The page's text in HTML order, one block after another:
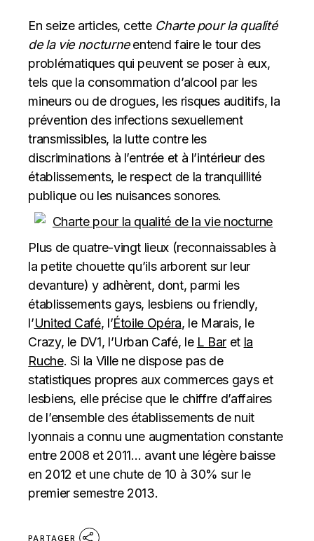
En seize articles, cette Charte pour la qualité
de la vie nocturneentend faire le tour des
problématiques qui peuvent se poser à eux,
tels que la consommation d’alcool par les
mineurs ou de drogues, les risques auditifs, la
prévention des infections sexuellement
transmissibles, la lutte contre les
discriminations à l’entrée et à l’intérieur des
établissements, le respect de la tranquillité
publique ou les nuisances sonores.
Plus de quatre-vingt lieux (reconnaissables à
la petite chouette qu’ils arborent sur leur
devanture) y adhèrent, dont, parmi les
établissements gays, lesbiens ou friendly,
l’United Café, l’Étoile Opéra, le Marais, le
Crazy, le DV1, l’Urban Café, le L Bar et la
Ruche. Si la Ville ne dispose pas de
statistiques propres aux commerces gays et
lesbiens, elle précise que le chiffre d’affaires
de l’ensemble des établissements de nuit
lyonnais a connu une augmentation constante
entre 2008 et 2011… avant une légère baisse
en 2012 et une chute de 10 à 30% sur le
premier semestre 2013.
PARTAGER